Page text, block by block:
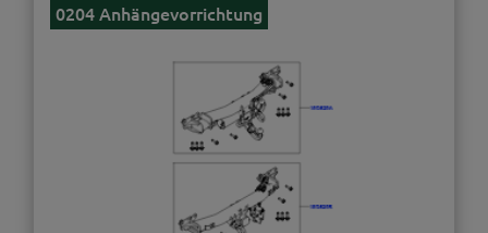
0204 Anhängevorrichtung